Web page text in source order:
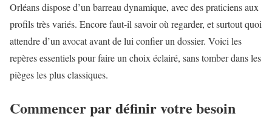
Orléans dispose d’un barreau dynamique, avec des praticiens aux
profils très variés. Encore faut-il savoir où regarder, et surtout quoi
attendre d’un avocat avant de lui confier un dossier. Voici les
repères essentiels pour faire un choix éclairé, sans tomber dans les
pièges les plus classiques.
Commencer par définir votre besoin